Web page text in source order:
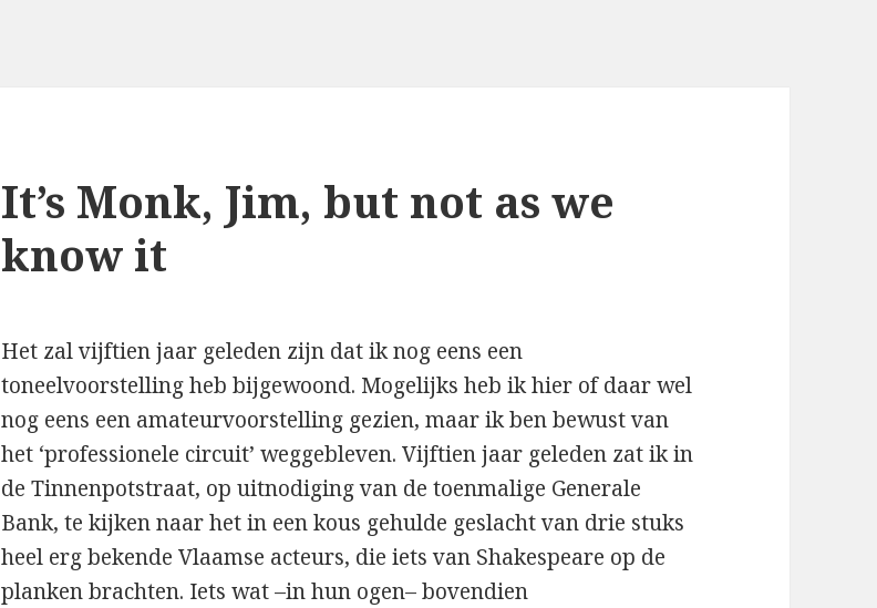
It’s Monk, Jim, but not as we
know it
Het zal vijftien jaar geleden zijn dat ik nog eens een
toneelvoorstelling heb bijgewoond. Mogelijks heb ik hier of daar wel
nog eens een amateurvoorstelling gezien, maar ik ben bewust van
het ‘professionele circuit’ weggebleven. Vijftien jaar geleden zat ik in
de Tinnenpotstraat, op uitnodiging van de toenmalige Generale
Bank, te kijken naar het in een kous gehulde geslacht van drie stuks
heel erg bekende Vlaamse acteurs, die iets van Shakespeare op de
planken brachten. Iets wat –in hun ogen– bovendien